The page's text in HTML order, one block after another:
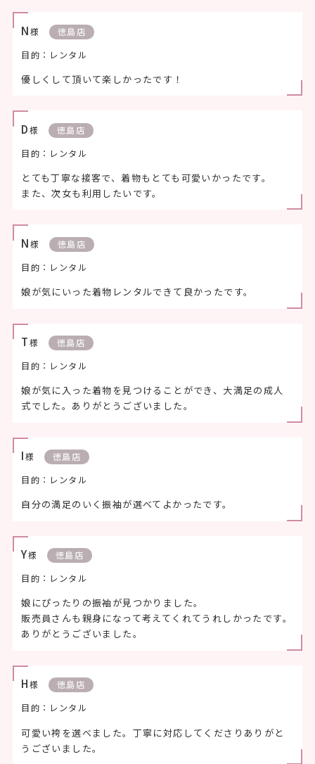
N様
徳島店
目的：レンタル
優しくして頂いて楽しかったです！
D様
徳島店
目的：レンタル
とても丁寧な接客で、着物もとても可愛いかったです。
また、次女も利用したいです。
N様
徳島店
目的：レンタル
娘が気にいった着物レンタルできて良かったです。
T様
徳島店
目的：レンタル
娘が気に入った着物を見つけることができ、大満足の成人
式でした。ありがとうございました。
I様
徳島店
目的：レンタル
自分の満足のいく振袖が選べてよかったです。
Y様
徳島店
目的：レンタル
娘にぴったりの振袖が見つかりました。
販売員さんも親身になって考えてくれてうれしかったです。
ありがとうございました。
H様
徳島店
目的：レンタル
可愛い袴を選べました。丁寧に対応してくださりありがと
うございました。